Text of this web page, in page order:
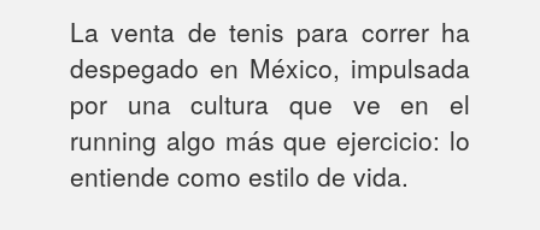
La venta de tenis para correr ha
despegado en México, impulsada
por una cultura que ve en el
running algo más que ejercicio: lo
entiende como estilo de vida.